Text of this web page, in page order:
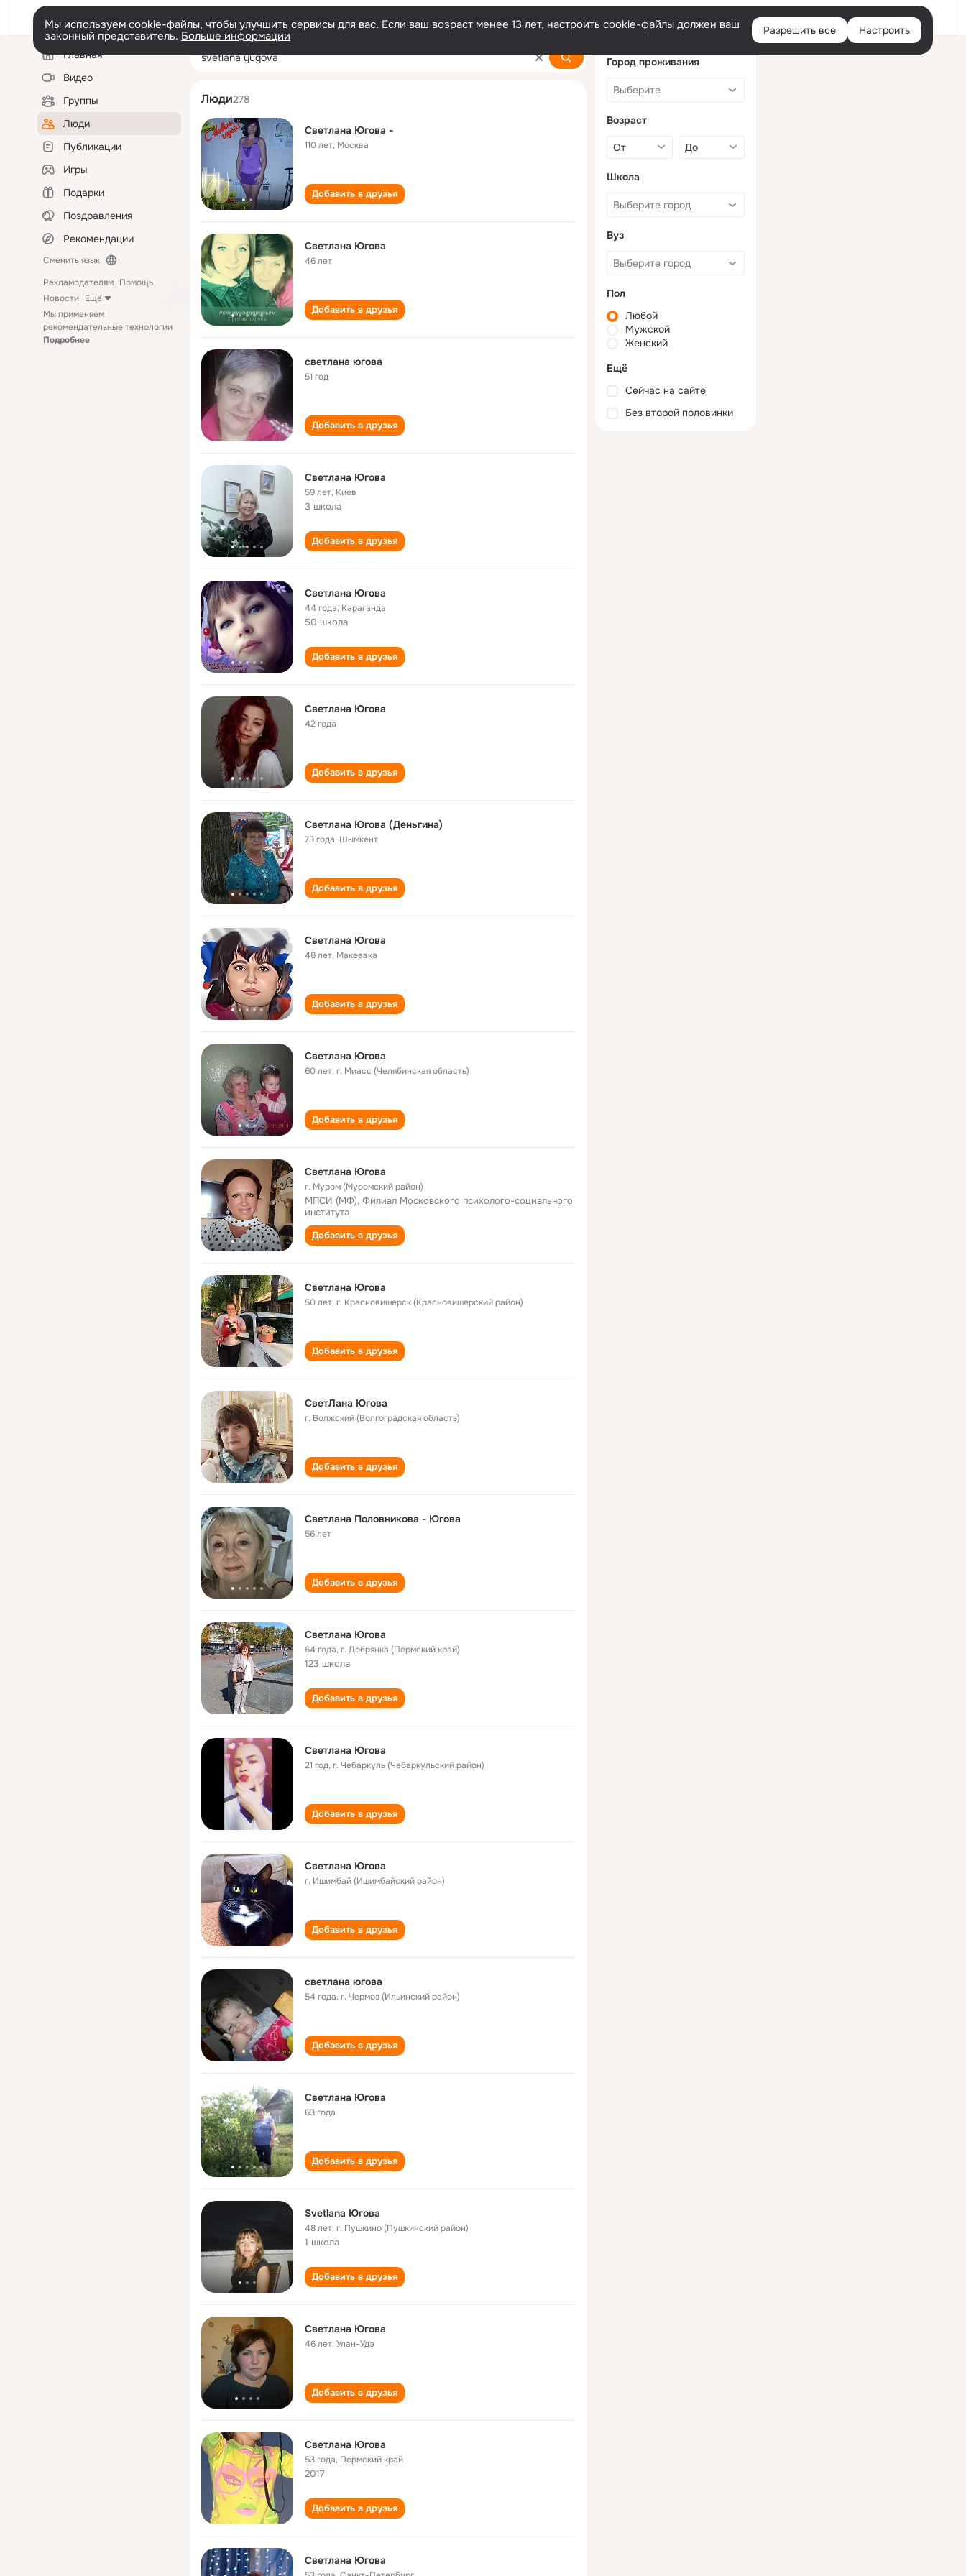
Войти
Мы используем cookie-файлы, чтобы улучшить сервисы для вас. Если ваш возраст менее 13 лет, настроить cookie-файлы должен ваш
законный представитель. Больше информации Разрешить все Настроить
Левая
колонкаГлавная
Видео
Группы
Люди
Публикации
Игры
Подарки
Поздравления
Рекомендации
Сменить язык
Рекламодателям Помощь
Новости Ещё
Мы применяем
рекомендательные технологии
Подробнее
svetlana yugova
Люди278
Светлана Югова -
110 лет, Москва
Добавить в друзья
Светлана Югова
46 лет
Добавить в друзья
светлана югова
51 год
Добавить в друзья
Светлана Югова
59 лет, Киев
3 школа
Добавить в друзья
Светлана Югова
44 года, Караганда
50 школа
Добавить в друзья
Светлана Югова
42 года
Добавить в друзья
Светлана Югова (Деньгина)
73 года, Шымкент
Добавить в друзья
Светлана Югова
48 лет, Макеевка
Добавить в друзья
Светлана Югова
60 лет,г. Миасс (Челябинская область)
Добавить в друзья
Светлана Югова
г. Муром (Муромский район)
МПСИ (МФ), Филиал Московского психолого-социального
института
Добавить в друзья
Светлана Югова
50 лет,г. Красновишерск (Красновишерский район)
Добавить в друзья
СветЛана Югова
г. Волжский (Волгоградская область)
Добавить в друзья
Светлана Половникова - Югова
56 лет
Добавить в друзья
Светлана Югова
64 года,г. Добрянка (Пермский край)
123 школа
Добавить в друзья
Светлана Югова
21 год,г. Чебаркуль (Чебаркульский район)
Добавить в друзья
Светлана Югова
г. Ишимбай (Ишимбайский район)
Добавить в друзья
светлана югова
54 года,г. Чермоз (Ильинский район)
Добавить в друзья
Светлана Югова
63 года
Добавить в друзья
Svetlana Югова
48 лет,г. Пушкино (Пушкинский район)
1 школа
Добавить в друзья
Светлана Югова
46 лет,Улан-Удэ
Добавить в друзья
Светлана Югова
53 года, Пермский край
2017
Добавить в друзья
Cветлана Югова
Город проживания
Возраст
Школа
Вуз
Пол
Любой
Мужской
Женский
Ещё
Сейчас на сайте
Без второй половинки